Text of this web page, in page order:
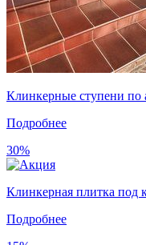
Клинкерные ступени по
Подробнее
30%
Клинкерная плитка под
Подробнее